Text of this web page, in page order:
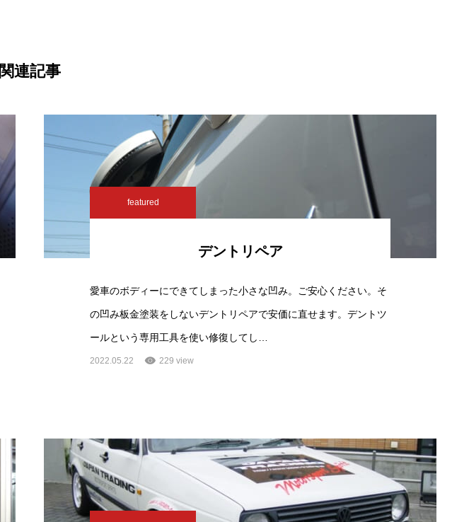
関連記事
featured
デントリペア
愛車のボディーにできてしまった小さな凹み。ご安心ください。そ
の凹み板金塗装をしないデントリペアで安価に直せます。デントツ
ールという専用工具を使い修復してし…
2022.05.22 229 view